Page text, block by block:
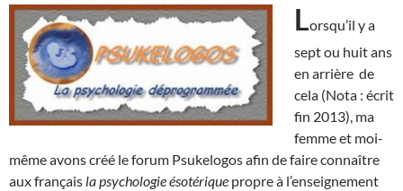
Lorsqu’il y a
sept ou huit ans
en arrière de
cela (Nota : écrit
fin 2013), ma
femme et moi-
même avons créé le forum Psukelogos afin de faire connaître
aux français la psychologie ésotérique propre à l’enseignement